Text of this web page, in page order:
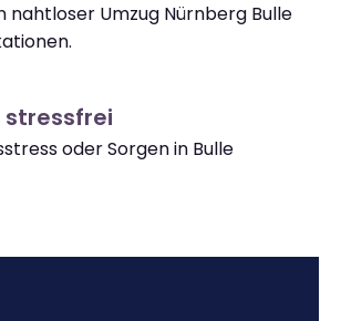
nahtloser Umzug Nürnberg Bulle
oder Sorgen in Bulle